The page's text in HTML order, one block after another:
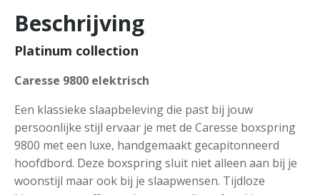
Beschrijving
Platinum collection
Caresse 9800 elektrisch
Een klassieke slaapbeleving die past bij jouw
persoonlijke stijl ervaar je met de Caresse boxspring
9800 met een luxe, handgemaakt gecapitonneerd
hoofdbord. Deze boxspring sluit niet alleen aan bij je
woonstijl maar ook bij je slaapwensen. Tijdloze